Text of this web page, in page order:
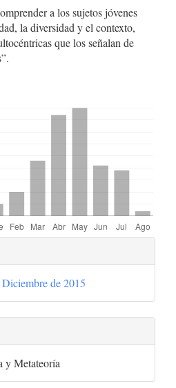
a los sujetos jóvenes
la diversidad y el contexto,
que los señalan de
de 2015
y Metateoría